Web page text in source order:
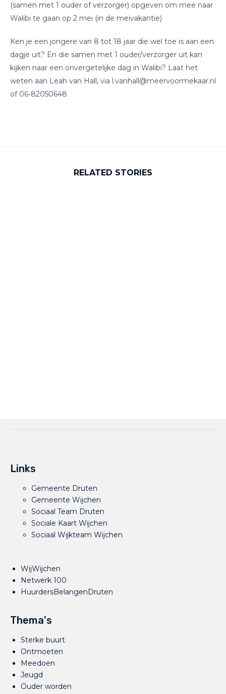
(samen met 1 ouder of verzorger) opgeven om mee naar
Walibi te gaan op 2 mei (in de meivakantie)
Ken je een jongere van 8 tot 18 jaar die wel toe is aan een
dagje uit? En die samen met 1 ouder/verzorger uit kan
kijken naar een onvergetelijke dag in Walibi? Laat het
weten aan Leah van Hall, via l.vanhall@meervoormekaar.nl
of 06-82050648
RELATED STORIES
Links
Gemeente Druten
Gemeente Wijchen
Sociaal Team Druten
Sociale Kaart Wijchen
Sociaal Wijkteam Wijchen
WijWijchen
Netwerk 100
HuurdersBelangenDruten
Thema's
Sterke buurt
Ontmoeten
Meedoen
Jeugd
Ouder worden